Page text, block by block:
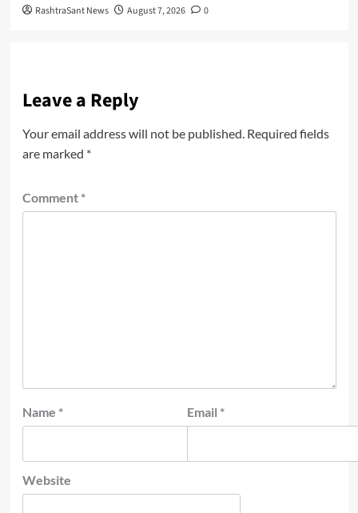
RashtraSant News August 7, 2026 0
Leave a Reply
Your email address will not be published. Required fields
are marked *
Comment *
Name * Email *
Website